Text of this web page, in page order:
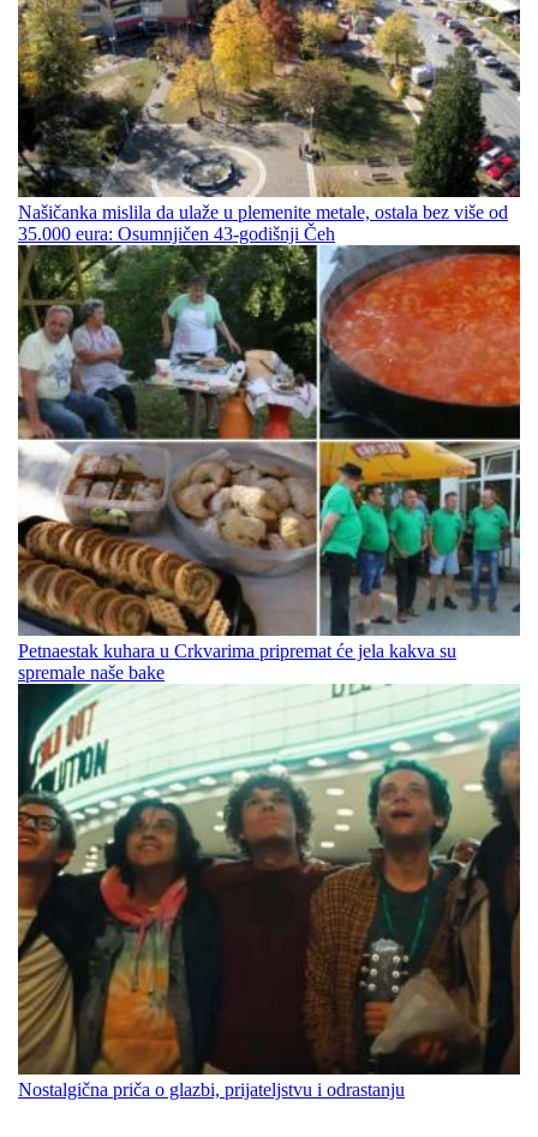
Našičanka mislila da ulaže u plemenite metale, ostala bez više od
35.000 eura: Osumnjičen 43-godišnji Čeh
Petnaestak kuhara u Crkvarima pripremat će jela kakva su
spremale naše bake
Nostalgična priča o glazbi, prijateljstvu i odrastanju